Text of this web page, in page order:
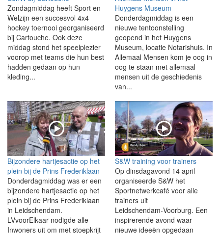
Zondagmiddag heeft Sport en
Welzijn een succesvol 4x4
hockey toernooi georganiseerd
bij Cartouche. Ook deze
middag stond het speelplezier
voorop met teams die hun best
hadden gedaan op hun
kleding...
Huygens Museum
Donderdagmiddag is een
nieuwe tentoonstelling
geopend in het Huygens
Museum, locatie Notarishuis. In
Allemaal Mensen kom je oog in
oog te staan met allemaal
mensen uit de geschiedenis
van...
Bijzondere hartjesactie op het
plein bij de Prins Frederiklaan
Donderdagmiddag was er een
bijzondere hartjesactie op het
plein bij de Prins Frederiklaan
in Leidschendam.
LVvoorElkaar nodigde alle
Inwoners uit om met stoepkrijt
S&W training voor trainers
Op dinsdagavond 14 april
organiseerde S&W het
Sportnetwerkcafé voor alle
trainers uit
Leidschendam‑Voorburg. Een
inspirerende avond waar
nieuwe ideeën opgedaan